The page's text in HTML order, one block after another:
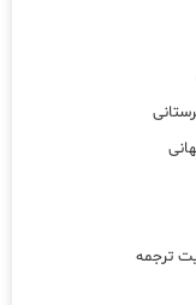
ترجمه